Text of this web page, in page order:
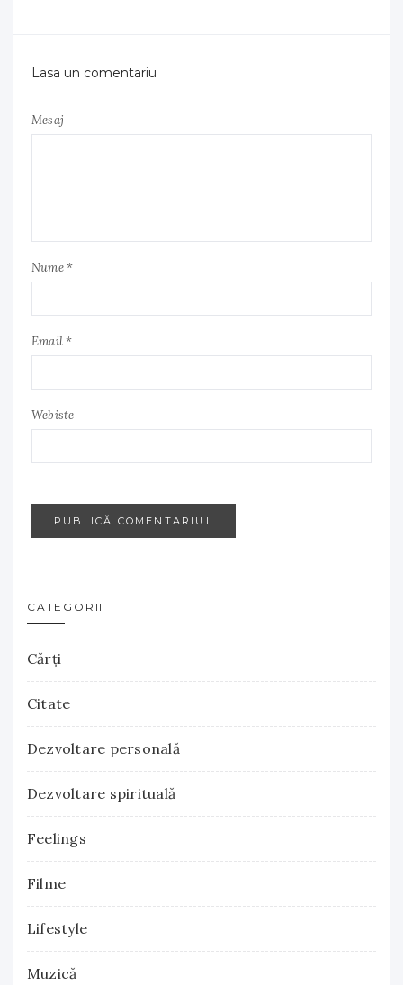
Lasa un comentariu
Mesaj
Nume *
Email *
Webiste
CATEGORII
Cărţi
Citate
Dezvoltare personală
Dezvoltare spirituală
Feelings
Filme
Lifestyle
Muzică